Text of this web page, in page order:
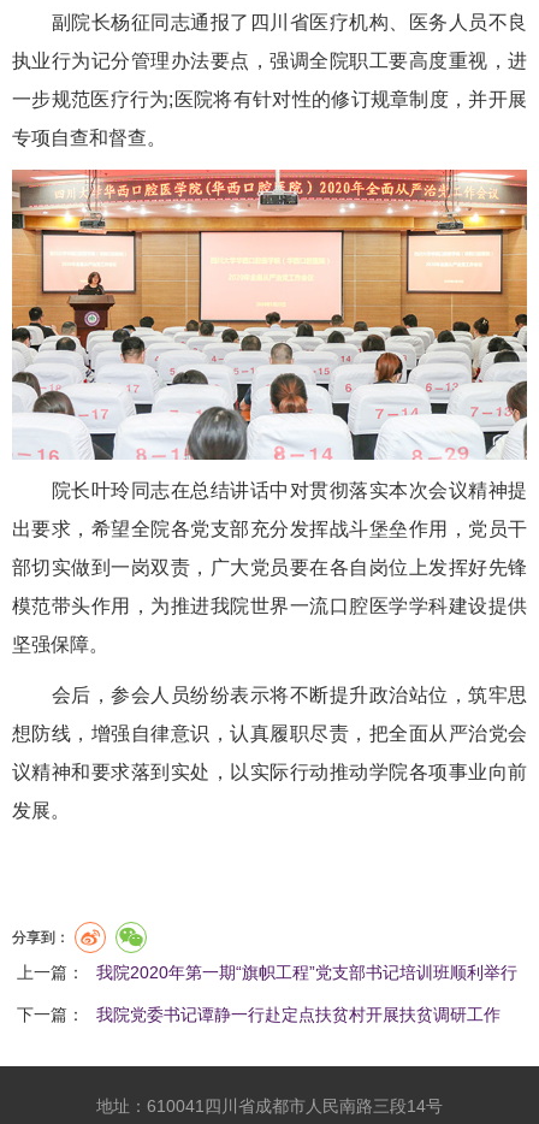
副院长杨征同志通报了四川省医疗机构、医务人员不良
执业行为记分管理办法要点，强调全院职工要高度重视，进
一步规范医疗行为;医院将有针对性的修订规章制度，并开展
专项自查和督查。
院长叶玲同志在总结讲话中对贯彻落实本次会议精神提
出要求，希望全院各党支部充分发挥战斗堡垒作用，党员干
部切实做到一岗双责，广大党员要在各自岗位上发挥好先锋
模范带头作用，为推进我院世界一流口腔医学学科建设提供
坚强保障。
会后，参会人员纷纷表示将不断提升政治站位，筑牢思
想防线，增强自律意识，认真履职尽责，把全面从严治党会
议精神和要求落到实处，以实际行动推动学院各项事业向前
发展。
分享到：
上一篇： 我院2020年第一期“旗帜工程”党支部书记培训班顺利举行
下一篇： 我院党委书记谭静一行赴定点扶贫村开展扶贫调研工作
地址：610041四川省成都市人民南路三段14号